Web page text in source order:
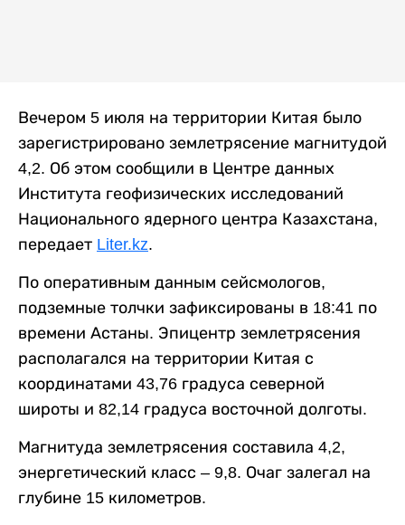
Вечером 5 июля на территории Китая было
зарегистрировано землетрясение магнитудой
4,2. Об этом сообщили в Центре данных
Института геофизических исследований
Национального ядерного центра Казахстана,
передает Liter.kz.
По оперативным данным сейсмологов,
подземные толчки зафиксированы в 18:41 по
времени Астаны. Эпицентр землетрясения
располагался на территории Китая с
координатами 43,76 градуса северной
широты и 82,14 градуса восточной долготы.
Магнитуда землетрясения составила 4,2,
энергетический класс – 9,8. Очаг залегал на
глубине 15 километров.